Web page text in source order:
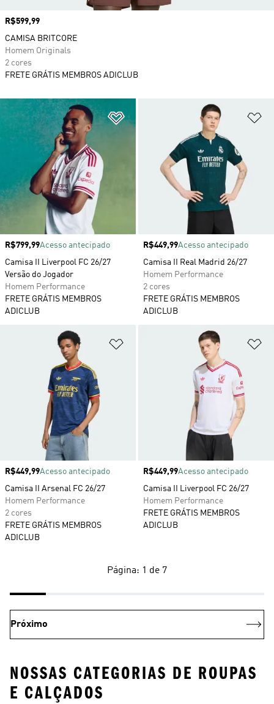
Adicionar à Lista de Desejos
Preço
R$799,99Acesso antecipado
Camisa II Liverpool FC 26/27
Versão do Jogador
Homem Performance
FRETE GRÁTIS MEMBROS
ADICLUB
Preço
R$449,99Acesso antecipado
Camisa II Real Madrid 26/27
Homem Performance
2 cores
FRETE GRÁTIS MEMBROS
ADICLUB
Adicionar à Lista de Desejos
Preço
R$449,99Acesso antecipado
Camisa II Arsenal FC 26/27
Homem Performance
2 cores
FRETE GRÁTIS MEMBROS
ADICLUB
Preço
R$449,99Acesso antecipado
Camisa II Liverpool FC 26/27
Homem Performance
FRETE GRÁTIS MEMBROS
ADICLUB
Preço
R$599,99
CAMISA BRITCORE
Homem Originals
2 cores
FRETE GRÁTIS MEMBROS ADICLUB
Página: 1 de 7
Próximo
NOSSAS CATEGORIAS DE ROUPAS
E CALÇADOS